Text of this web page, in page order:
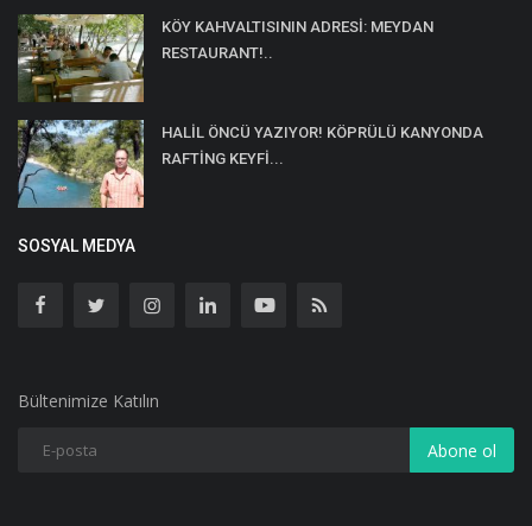
KÖY KAHVALTISININ ADRESİ: MEYDAN
RESTAURANT!..
HALİL ÖNCÜ YAZIYOR! KÖPRÜLÜ KANYONDA
RAFTİNG KEYFİ...
SOSYAL MEDYA
Bültenimize Katılın
Abone ol